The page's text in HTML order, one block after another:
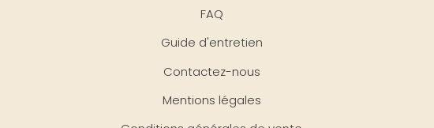
FAQ
Guide d'entretien
Contactez-nous
Mentions légales